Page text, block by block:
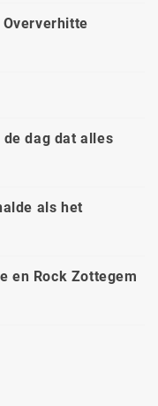
de dag dat alles
als het
en Rock Zottegem